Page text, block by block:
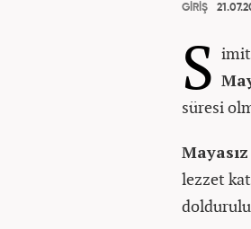
GİRİŞ
S
süresi
lezzet